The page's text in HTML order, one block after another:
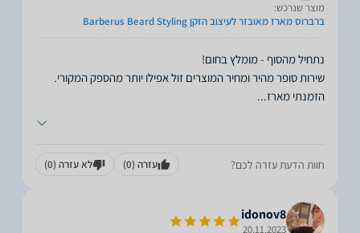
מוצר שנרכש:
ברברוס מארז מאובזר לעיצוב הזקן Barberus Beard Styling
הזמנתי מארז...
חוות הדעת עזרה לכם? עזרה (0) לא עזרה (0)
idonov8
20.11.2023